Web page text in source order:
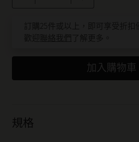
加入購物車
規格